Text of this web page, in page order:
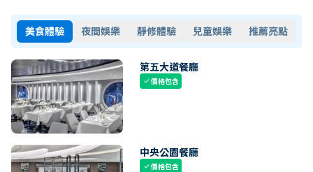
美食體驗 夜間娛樂 靜修體驗 兒童娛樂 推薦亮點
第五大道餐廳
check價格包含
中央公園餐廳
check價格包含